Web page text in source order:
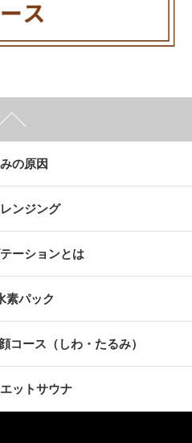
の原因
ンジング
ーションとは
素パック
コース（しわ・たるみ）
ットサウナ